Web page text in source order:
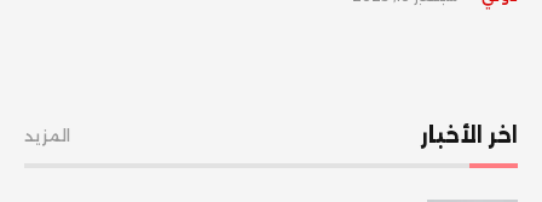
اخر الأخبار المزيد